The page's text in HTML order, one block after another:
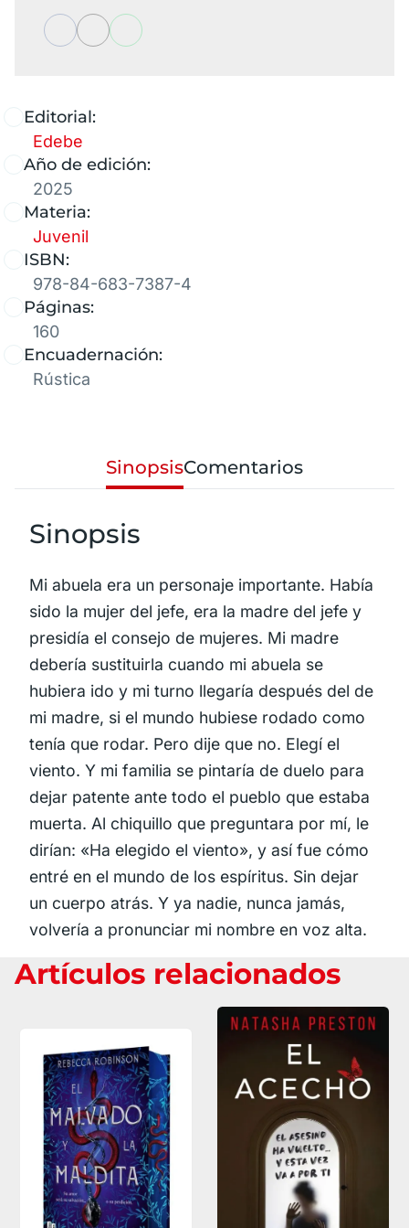
Editorial:
Edebe
Año de edición:
2025
Materia:
Juvenil
ISBN:
978-84-683-7387-4
Páginas:
160
Encuadernación:
Rústica
SinopsisComentarios
Sinopsis
Mi abuela era un personaje importante. Había
sido la mujer del jefe, era la madre del jefe y
presidía el consejo de mujeres. Mi madre
debería sustituirla cuando mi abuela se
hubiera ido y mi turno llegaría después del de
mi madre, si el mundo hubiese rodado como
tenía que rodar. Pero dije que no. Elegí el
viento. Y mi familia se pintaría de duelo para
dejar patente ante todo el pueblo que estaba
muerta. Al chiquillo que preguntara por mí, le
dirían: «Ha elegido el viento», y así fue cómo
entré en el mundo de los espíritus. Sin dejar
un cuerpo atrás. Y ya nadie, nunca jamás,
volvería a pronunciar mi nombre en voz alta.
Artículos relacionados